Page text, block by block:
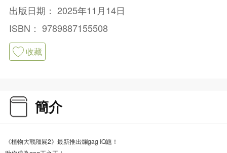
出版日期： 2025年11月14日
ISBN： 9789887155508
收藏
簡介
《植物大戰殭屍2》最新推出爛gag IQ題！